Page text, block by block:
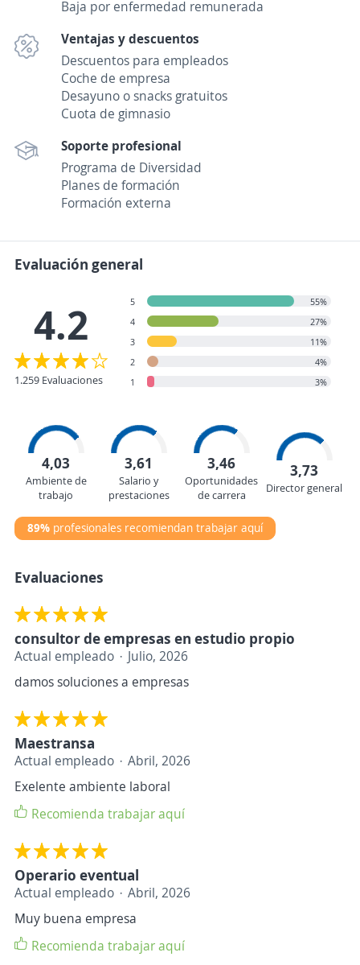
Baja por enfermedad remunerada
Ventajas y descuentos
Descuentos para empleados
Coche de empresa
Desayuno o snacks gratuitos
Cuota de gimnasio
Soporte profesional
Programa de Diversidad
Planes de formación
Formación externa
Evaluación general
4.2
1.259 Evaluaciones
5
55%
4
27%
3
11%
2
4%
1
3%
4,03
Ambiente de
trabajo
3,61
Salario y
prestaciones
3,46
Oportunidades
de carrera
3,73
Director general
89% profesionales recomiendan trabajar aquí
Evaluaciones
consultor de empresas en estudio propio
Actual empleado
Julio, 2026
damos soluciones a empresas
Maestransa
Actual empleado
Abril, 2026
Exelente ambiente laboral
Recomienda trabajar aquí
Operario eventual
Actual empleado
Abril, 2026
Muy buena empresa
Recomienda trabajar aquí